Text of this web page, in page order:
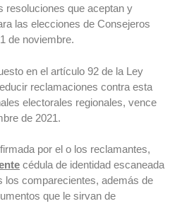
resoluciones que aceptan y
las elecciones de Consejeros
de noviembre.
en el artículo 92 de la Ley
reclamaciones contra esta
electorales regionales, vence
de 2021.
por el o los reclamantes,
cédula de identidad escaneada
los comparecientes, además de
que le sirvan de